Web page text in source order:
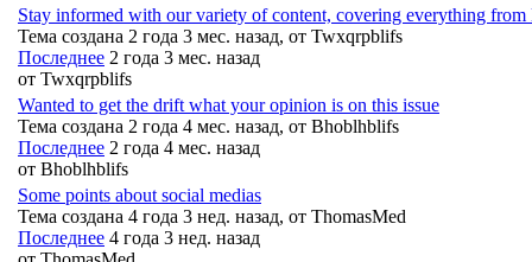
Stay informed with our variety of content, covering everything from
Тема создана 2 года 3 мес. назад, от Twxqrpblifs
Последнее 2 года 3 мес. назад
от Twxqrpblifs
Wanted to get the drift what your opinion is on this issue
Тема создана 2 года 4 мес. назад, от Bhoblhblifs
Последнее 2 года 4 мес. назад
от Bhoblhblifs
Some points about social medias
Тема создана 4 года 3 нед. назад, от ThomasMed
Последнее 4 года 3 нед. назад